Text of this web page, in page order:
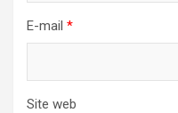
E-mail *
Site web